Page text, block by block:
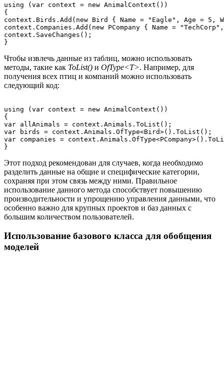
using (var context = new AnimalContext())
{
context.Birds.Add(new Bird { Name = "Eagle", Age = 5,
context.Companies.Add(new PCompany { Name =
context.SaveChanges();
Чтобы извлечь данные из таблиц, можно использовать
методы, такие как ToList() и OfType<T>. Например, для
получения всех птиц и компаний можно использовать
следующий код:
using (var context = new AnimalContext())
{
var allAnimals = context.Animals.ToList();
var birds = context.Animals.OfType<Bird>().ToList();
var companies =
Этот подход рекомендован для случаев, когда необходимо
разделить данные на общие и специфические категории,
сохраняя при этом связь между ними. Правильное
использование данного метода способствует повышению
производительности и упрощению управления данными, что
особенно важно для крупных проектов и баз данных с
большим количеством пользователей.
Использование базового класса для обобщения
моделей